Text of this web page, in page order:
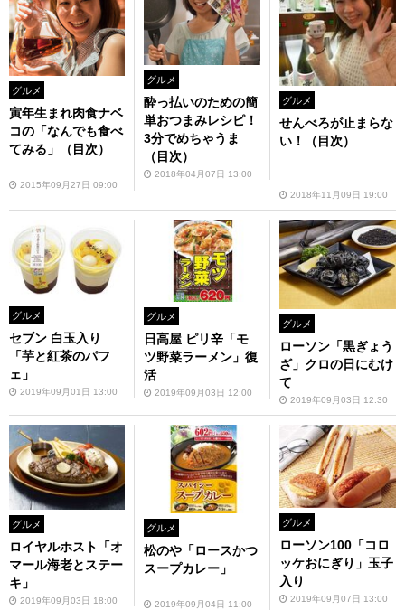
グルメ
寅年生まれ肉食ナベ
コの「なんでも食べ
てみる」（目次）
2015年09月27日 09:00
グルメ
酔っ払いのための簡
単おつまみレシピ！
3分でめちゃうま
（目次）
2018年04月07日 13:00
グルメ
せんべろが止まらな
い！（目次）
2018年11月09日 19:00
グルメ
セブン 白玉入り
「芋と紅茶のパフ
ェ」
2019年09月01日 13:00
グルメ
日高屋 ピリ辛「モ
ツ野菜ラーメン」復
活
2019年09月03日 12:00
グルメ
ローソン「黒ぎょう
ざ」クロの日にむけ
て
2019年09月03日 12:30
グルメ
ロイヤルホスト「オ
マール海老とステー
キ」
2019年09月03日 18:00
グルメ
松のや「ロースかつ
スープカレー」
2019年09月04日 11:00
グルメ
ローソン100「コロ
ッケおにぎり」玉子
入り
2019年09月07日 13:00